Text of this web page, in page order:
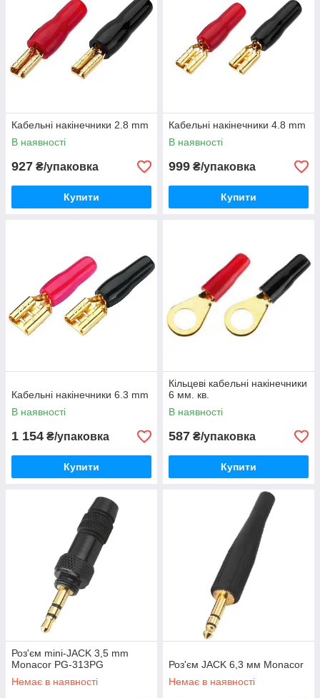
Кабельні накінечники 2.8 mm
В наявності
927 ₴/упаковка
Купити
Кабельні накінечники 4.8 mm
В наявності
999 ₴/упаковка
Купити
Кабельні накінечники 6.3 mm
В наявності
1 154 ₴/упаковка
Купити
Кільцеві кабельні накінечники
6 мм. кв.
В наявності
587 ₴/упаковка
Купити
Роз'єм mini-JACK 3,5 mm
Monacor PG-313PG
Немає в наявності
Роз'єм JACK 6,3 мм Monacor
Немає в наявності